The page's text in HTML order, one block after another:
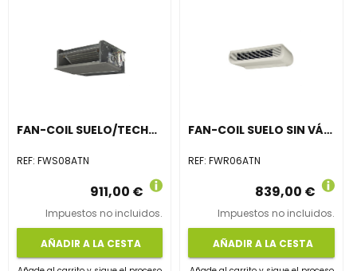
FAN-COIL SUELO/TECHO SIN ENVOLVENTE FWS08ATN
REF: FWS08ATN
911,00 €
Impuestos no incluidos.
AÑADIR A LA CESTA
FAN-COIL SUELO SIN VÁLVULA 2 TUBOS FWR06ATN
REF:FWR06ATN
839,00 €
Impuestos no incluidos.
AÑADIR A LA CESTA